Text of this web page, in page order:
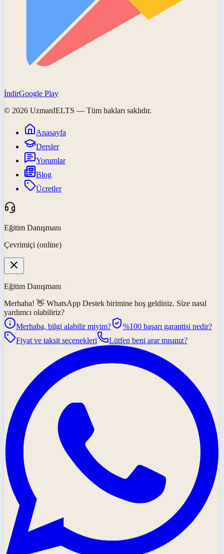
İndirGoogle Play
© 2026 UzmanIELTS — Tüm hakları saklıdır.
Anasayfa
Dersler
Yorumlar
Blog
Ücretler
Eğitim Danışmanı
Çevrimiçi (online)
Eğitim Danışmanı
Merhaba! 👋 WhatsApp Destek birimine hoş geldiniz. Size nasıl
yardımcı olabiliriz?
Merhaba, bilgi alabilir miyim?
%100 başarı garantisi nedir?
Fiyat ve taksit seçenekleri
Lütfen beni arar mısınız?